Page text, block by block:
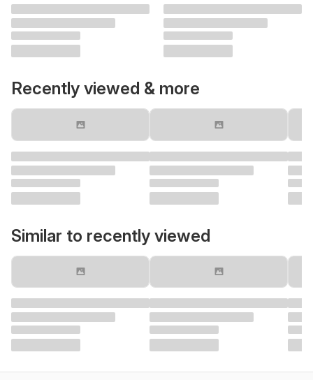
Recently viewed & more
Similar to recently viewed